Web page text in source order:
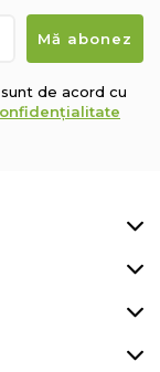
de acord cu